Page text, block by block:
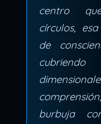
centro
círculos,
de
burbuja